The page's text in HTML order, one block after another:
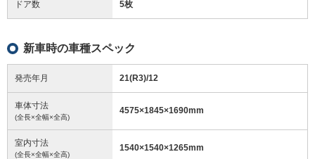
ドア数 5枚
新車時の車種スペック
発売年月 21(R3)/12
車体寸法
(全長×全幅×全高)
4575×1845×1690mm
室内寸法
(全長×全幅×全高)
1540×1540×1265mm